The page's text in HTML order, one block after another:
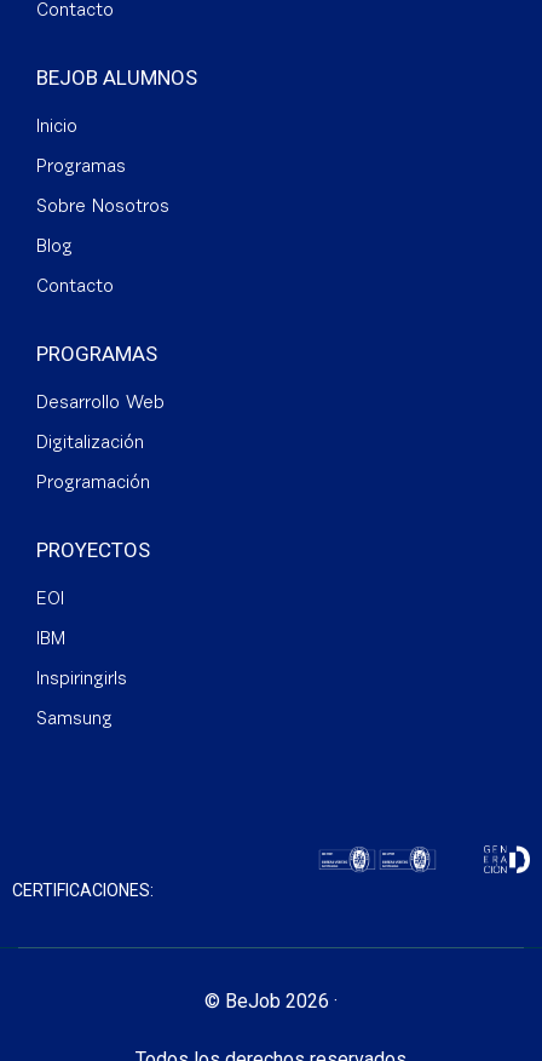
Contacto
BEJOB ALUMNOS
Inicio
Programas
Sobre Nosotros
Blog
Contacto
PROGRAMAS
Desarrollo Web
Digitalización
Programación
PROYECTOS
EOI
IBM
Inspiringirls
Samsung
CERTIFICACIONES:
© BeJob 2026 ·